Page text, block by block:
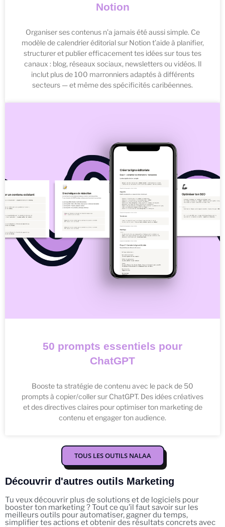
Notion
Organiser ses contenus n’a jamais été aussi simple. Ce
modèle de calendrier éditorial sur Notion t’aide à planifier,
structurer et publier efficacement tes idées sur tous tes
canaux : blog, réseaux sociaux, newsletters ou vidéos. Il
inclut plus de 100 marronniers adaptés à différents
secteurs — et même des spécificités caribéennes.
50 prompts essentiels pour
ChatGPT
Booste ta stratégie de contenu avec le pack de 50
prompts à copier/coller sur ChatGPT. Des idées créatives
et des directives claires pour optimiser ton marketing de
contenu et engager ton audience.
TOUS LES OUTILS NALAA
Découvrir d'autres outils Marketing
Tu veux découvrir plus de solutions et de logiciels pour
booster ton marketing ? Tout ce qu’il faut savoir sur les
meilleurs outils pour automatiser, gagner du temps,
simplifier tes actions et obtenir des résultats concrets avec